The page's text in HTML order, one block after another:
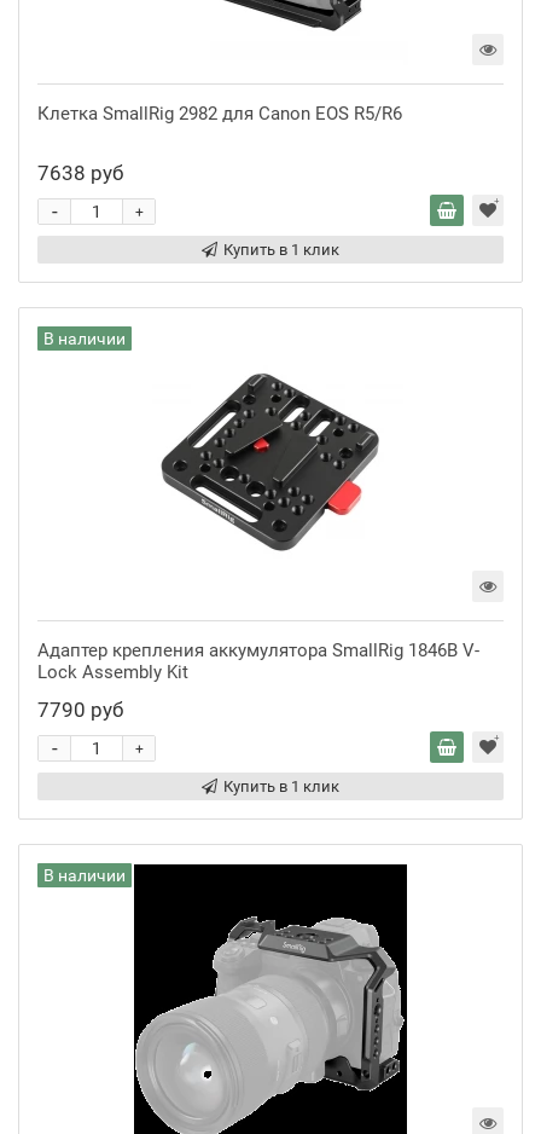
Клетка SmallRig 2982 для Canon EOS R5/R6
7638 руб
+
-
Купить в 1 клик
В наличии
Адаптер крепления аккумулятора SmallRig 1846B V-
Lock Assembly Kit
7790 руб
+
-
Купить в 1 клик
В наличии